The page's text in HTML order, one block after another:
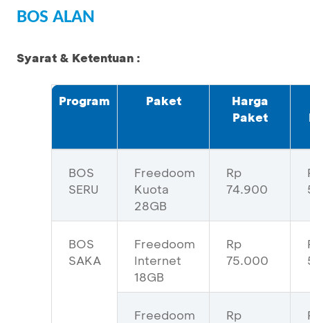
BOS ALAN
Syarat & Ketentuan :
Program Paket
Harga
Paket
BOS
SERU
Freedoom
Kuota
28GB
Rp
74.900
BOS
SAKA
Freedoom
Internet
18GB
Rp
75.000
Freedoom
Rp